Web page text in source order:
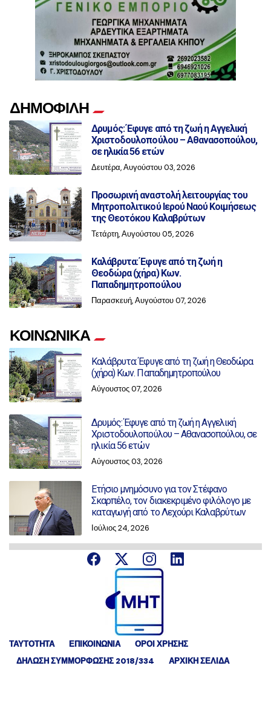
ΔΗΜΟΦΙΛΗ
Δρυμός: Έφυγε από τη ζωή η Αγγελική
Χριστοδουλοπούλου – Αθανασοπούλου,
σε ηλικία 56 ετών
Δευτέρα, Αυγούστου 03, 2026
Προσωρινή αναστολή λειτουργίας του
Μητροπολιτικού Ιερού Ναού Κοιμήσεως
της Θεοτόκου Καλαβρύτων
Τετάρτη, Αυγούστου 05, 2026
Καλάβρυτα: Έφυγε από τη ζωή η
Θεοδώρα (χήρα) Κων.
Παπαδημητροπούλου
Παρασκευή, Αυγούστου 07, 2026
ΚΟΙΝΩΝΙΚΑ
Καλάβρυτα: Έφυγε από τη ζωή η Θεοδώρα
(χήρα) Κων. Παπαδημητροπούλου
Αύγουστος 07, 2026
Δρυμός: Έφυγε από τη ζωή η Αγγελική
Χριστοδουλοπούλου – Αθανασοπούλου, σε
ηλικία 56 ετών
Αύγουστος 03, 2026
Ετήσιο μνημόσυνο για τον Στέφανο
Σκαρπέλο, τον διακεκριμένο φιλόλογο με
καταγωγή από το Λεχούρι Καλαβρύτων
Ιούλιος 24, 2026
ΤΑΥΤΟΤΗΤΑ ΕΠΙΚΟΙΝΩΝΙΑ
ΟΡΟΙ ΧΡΗΣΗΣ
ΔΉΛΩΣΗ ΣΥΜΜΌΡΦΩΣΗΣ 2018/334
ΑΡΧΙΚΗ ΣΕΛΙΔΑ